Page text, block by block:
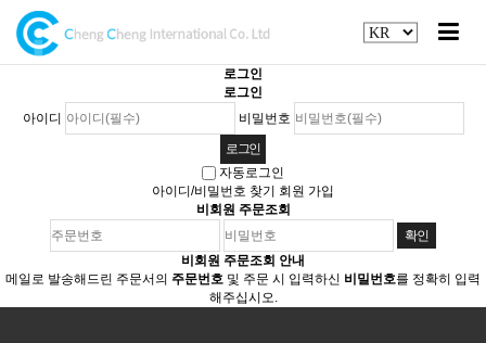
로그인
로그인
아이디
비밀번호
자동로그인
아이디/비밀번호 찾기
회원 가입
비회원 주문조회
비회원 주문조회 안내
메일로 발송해드린 주문서의 주문번호 및 주문 시 입력하신 비밀번호를 정확히 입력
해주십시오.